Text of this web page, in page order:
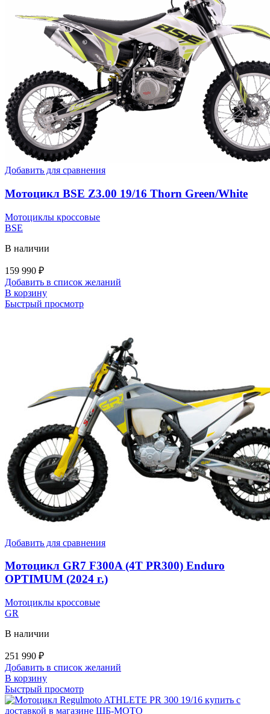
Добавить для сравнения
Мотоцикл BSE Z3.00 19/16 Thorn Green/White
Мотоциклы кроссовые
BSE
В наличии
159 990 ₽
Добавить в список желаний
В корзину
Быстрый просмотр
Добавить для сравнения
Мотоцикл GR7 F300A (4T PR300) Enduro
OPTIMUM (2024 г.)
Мотоциклы кроссовые
GR
В наличии
251 990 ₽
Добавить в список желаний
В корзину
Быстрый просмотр